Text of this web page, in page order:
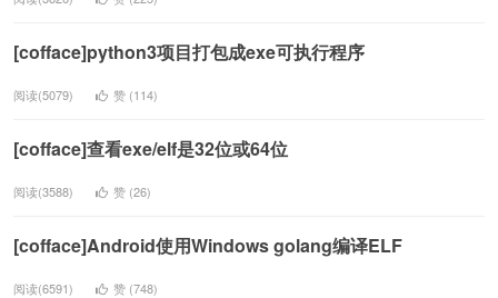
[cofface]python3项目打包成exe可执行程序
阅读(5079) 赞 (114)
[cofface]查看exe/elf是32位或64位
阅读(3588) 赞 (26)
[cofface]Android使用Windows golang编译ELF
阅读(6591) 赞 (748)